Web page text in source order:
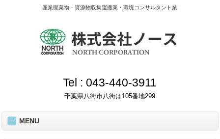
産業廃棄物・資源物収集運搬業・環境コンサルタント業
Tel : 043-440-3911
千葉県八街市八街は105番地299
MENU